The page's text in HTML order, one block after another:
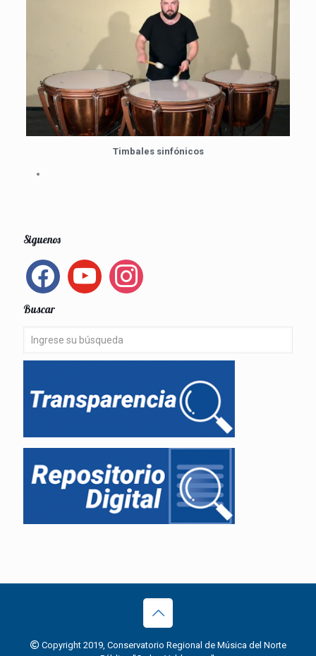
Timbales sinfónicos
Siguenos
facebook youtube instagram
Buscar
Copyright 2019, Conservatorio Regional de Música del Norte